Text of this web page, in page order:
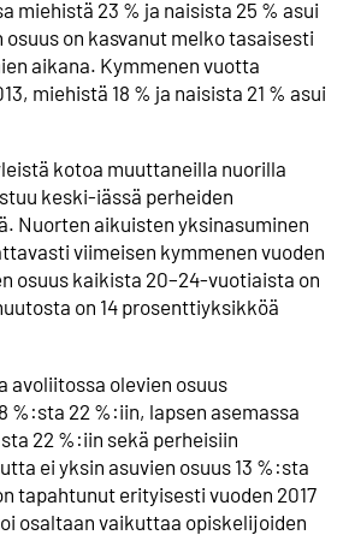
miehistä 23 % ja naisista 25 % asui
osuus on kasvanut melko tasaisesti
aikana. Kymmenen vuotta
miehistä 18 % ja naisista 21 % asui
kotoa muuttaneilla nuorilla
keski-iässä perheiden
Nuorten aikuisten yksinasuminen
viimeisen kymmenen vuoden
osuus kaikista 20–24-vuotiaista on
on 14 prosenttiyksikköä
avoliitossa olevien osuus
%:sta 22 %:iin, lapsen asemassa
22 %:iin sekä perheisiin
ei yksin asuvien osuus 13 %:sta
tapahtunut erityisesti vuoden 2017
osaltaan vaikuttaa opiskelijoiden